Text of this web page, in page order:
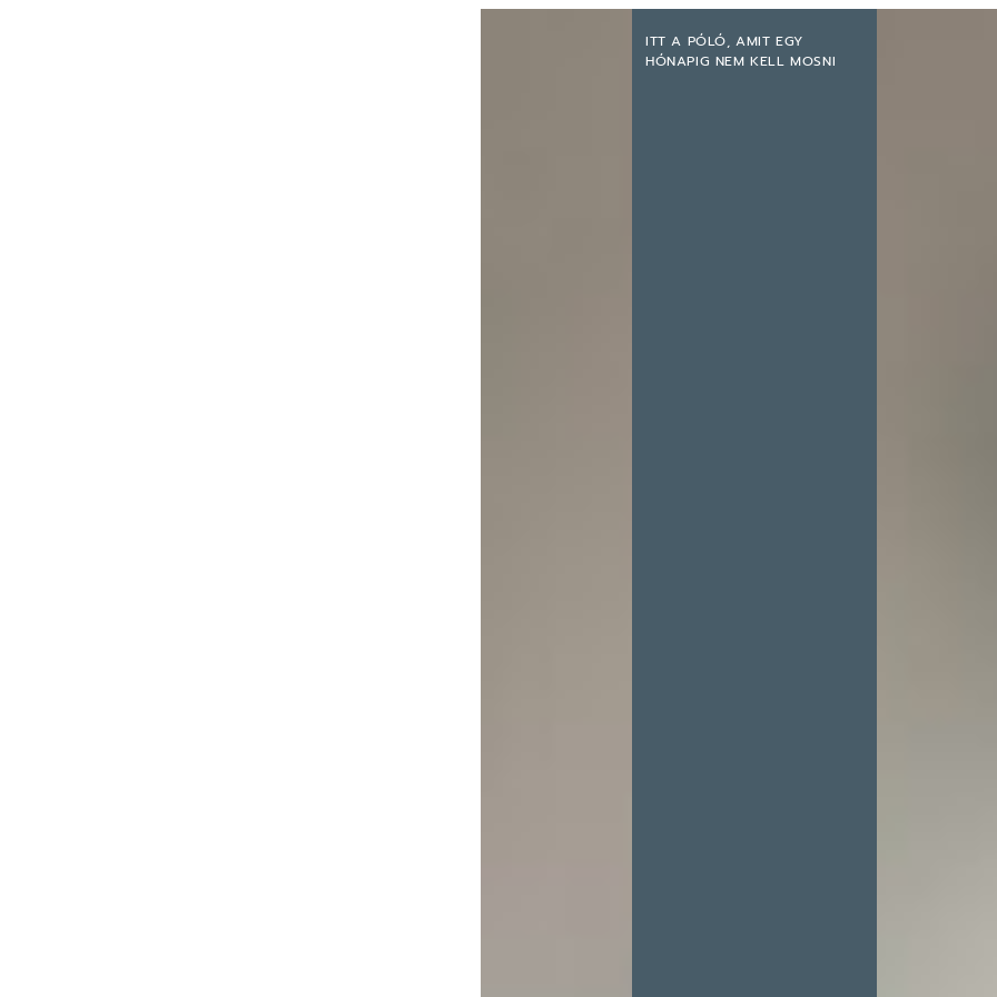
ITT A PÓLÓ, AMIT EGY
HÓNAPIG NEM KELL MOSNI